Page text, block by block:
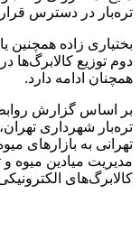
تره‌بار در دسترس قرار
بختیاری زاده
همچنان ادامه دارد.
بر اساس گزارش
تره‌بار شهرداری
تهرانی به بازارهای
مدیریت میادین میوه و
کالابرگ‌های